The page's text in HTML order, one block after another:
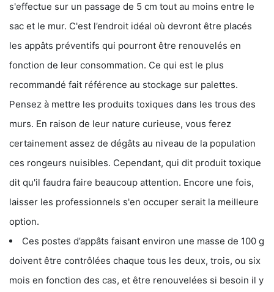
s'effectue sur un passage de 5 cm tout au moins entre le
sac et le mur. C'est l’endroit idéal où devront être placés
les appâts préventifs qui pourront être renouvelés en
fonction de leur consommation. Ce qui est le plus
recommandé fait référence au stockage sur palettes.
Pensez à mettre les produits toxiques dans les trous des
murs. En raison de leur nature curieuse, vous ferez
certainement assez de dégâts au niveau de la population
ces rongeurs nuisibles. Cependant, qui dit produit toxique
dit qu'il faudra faire beaucoup attention. Encore une fois,
laisser les professionnels s'en occuper serait la meilleure
option.
Ces postes d’appâts faisant environ une masse de 100 g
doivent être contrôlées chaque tous les deux, trois, ou six
mois en fonction des cas, et être renouvelées si besoin il y